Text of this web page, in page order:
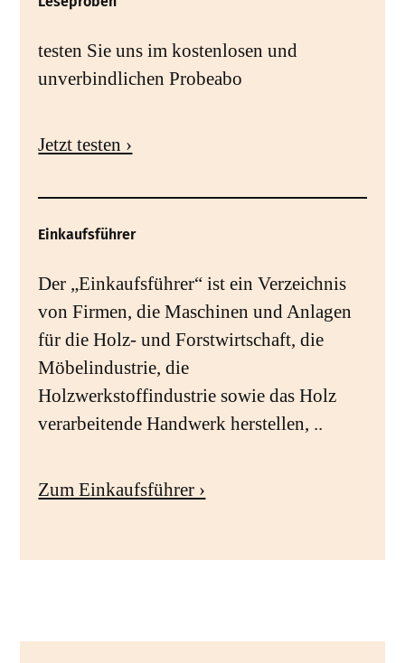
testen Sie uns im kostenlosen und
unverbindlichen Probeabo
Jetzt testen ›
Einkaufsführer
Der „Einkaufsführer“ ist ein Verzeichnis
von Firmen, die Maschinen und Anlagen
für die Holz- und Forstwirtschaft, die
Möbelindustrie, die
Holzwerkstoffindustrie sowie das Holz
verarbeitende Handwerk herstellen, ..
Zum Einkaufsführer ›